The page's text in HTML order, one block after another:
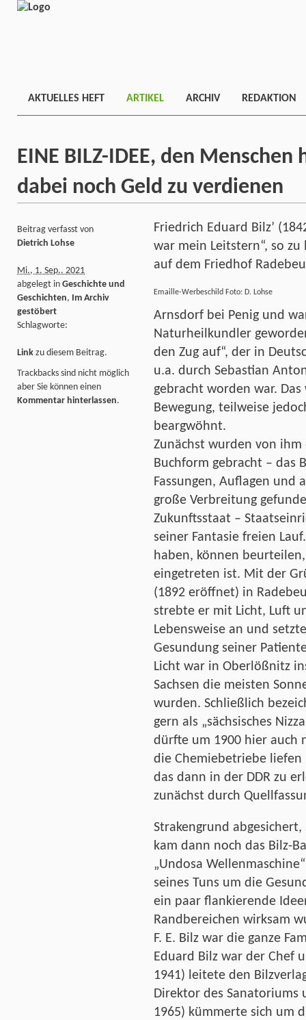
AKTUELLES HEFT ARTIKEL ARCHIV REDAKTION
EINE BILZ-IDEE, den
dabei noch Geld zu verdienen
Friedrich Eduard Bilz’
war mein Leitstern“, so
auf dem Friedhof
Emaille-Werbeschild Foto: D. Lohse
Arnsdorf bei Penig und
Naturheilkundler
den Zug auf“, der in
u.a. durch Sebastian
gebracht worden war.
Bewegung, teilweise
beargwöhnt.
Zunächst wurden von
Buchform gebracht – das
Fassungen, Auflagen und
große Verbreitung
Zukunftsstaat –
seiner Fantasie freien
haben, können
eingetreten ist. Mit der
(1892 eröffnet) in
strebte er mit Licht, Luft
Lebensweise an und
Gesundung seiner
Licht war in Oberlößnitz
Sachsen die meisten
wurden. Schließlich
gern als „sächsisches
dürfte um 1900 hier auch
die Chemiebetriebe
das dann in der DDR zu
zunächst durch
Strakengrund abgesichert,
kam dann noch das Bilz-
„Undosa
seines Tuns um die
ein paar flankierende
Randbereichen wirksam
F. E. Bilz war die ganze
Eduard Bilz war der Chef
1941) leitete den
Direktor des Sanatoriums
1965) kümmerte sich um
Beitrag verfasst von
Dietrich Lohse
Mi., 1. Sep.. 2021
abgelegt in Geschichte und
Geschichten, Im Archiv
gestöbert
Schlagworte:
Link zu diesem Beitrag.
Trackbacks sind nicht möglich
aber Sie können einen
Kommentar hinterlassen.